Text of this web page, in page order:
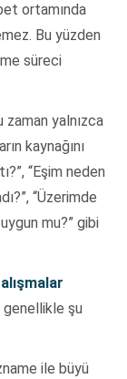
ortamında
Bu yüzden
süreci
zaman yalnızca
kaynağını
“Eşim neden
“Üzerimde
mu?” gibi
genellikle şu
ile büyü